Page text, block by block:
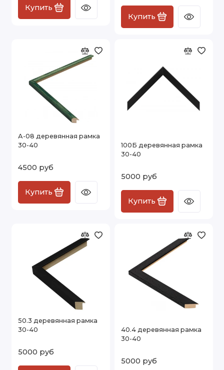
Купить
Купить
А-08 деревянная рамка
30-40
4500 руб
Купить
100Б деревянная рамка
30-40
5000 руб
Купить
50.3 деревянная рамка
30-40
5000 руб
40.4 деревянная рамка
30-40
5000 руб